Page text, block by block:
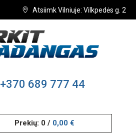
Atsiimk Vilniuje: Vilkpedės g. 2
+370 689 777 44
Prekių: 0 / 0,00 €